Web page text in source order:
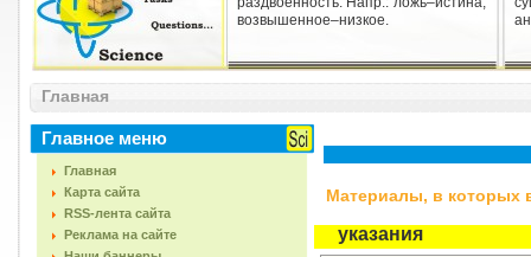
возвышенное–низкое.
Атрибуция
процедура установления авторства
и автора, времени и места ...
Главная
Главное меню
Главная
Карта сайта
RSS-лента сайта
Реклама на сайте
Материалы, в которых
указания